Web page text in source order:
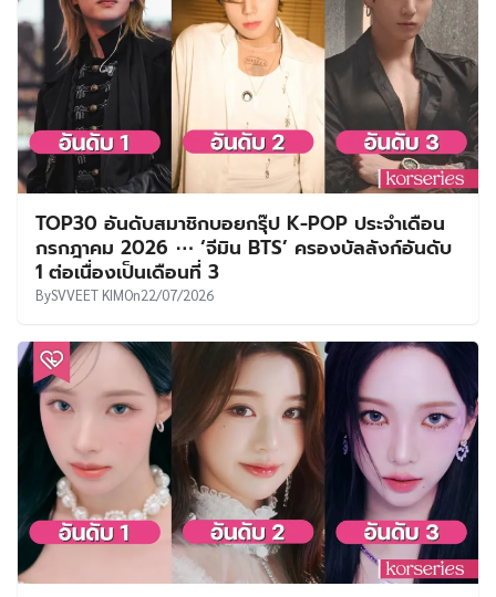
TOP30 อันดับสมาชิกบอยกรุ๊ป K-POP ประจำเดือน
กรกฎาคม 2026 ⋯ ‘จีมิน BTS’ ครองบัลลังก์อันดับ
1 ต่อเนื่องเป็นเดือนที่ 3
BySVVEET KIMOn22/07/2026